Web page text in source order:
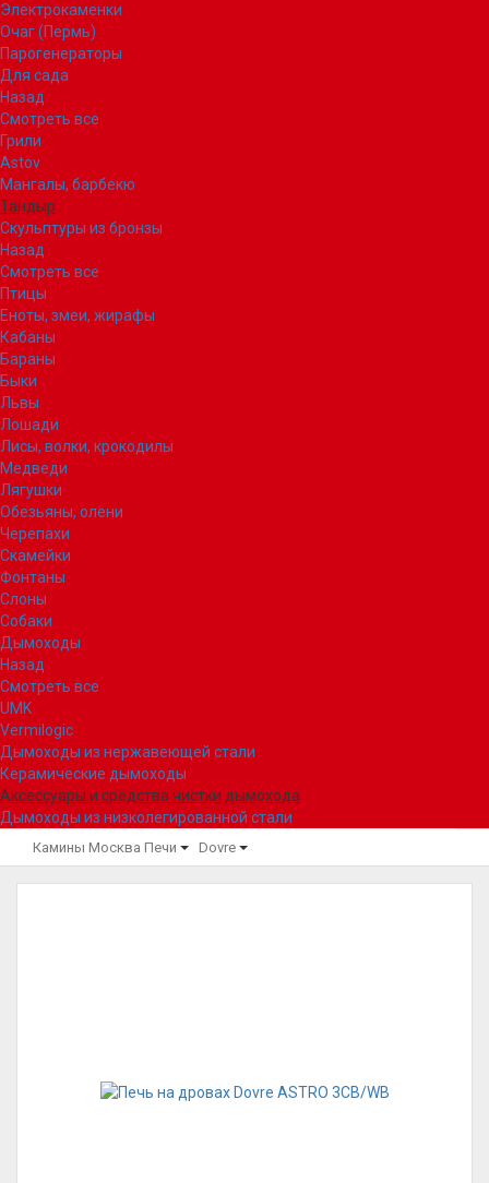
Электрокаменки
Очаг (Пермь)
Парогенераторы
Для сада
Назад
Смотреть все
Грили
Astov
Мангалы, барбекю
Тандыр
Скульптуры из бронзы
Назад
Смотреть все
Птицы
Еноты, змеи, жирафы
Кабаны
Бараны
Быки
Львы
Лошади
Лисы, волки, крокодилы
Медведи
Лягушки
Обезьяны, олени
Черепахи
Скамейки
Фонтаны
Слоны
Собаки
Дымоходы
Назад
Смотреть все
UMK
Vermilogic
Дымоходы из нержавеющей стали
Керамические дымоходы
Аксессуары и средства чистки дымохода
Дымоходы из низколегированной стали
Камины Москва Печи Dovre